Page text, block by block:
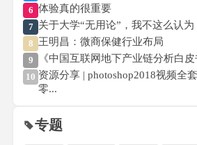
6 体验真的很重要
7 关于大学“无用论”，我不这么认为
8 王明昌：微商保健行业布局
9 《中国互联网地下产业链分析白
10 资源分享 | photoshop2018视频全
零...
专题